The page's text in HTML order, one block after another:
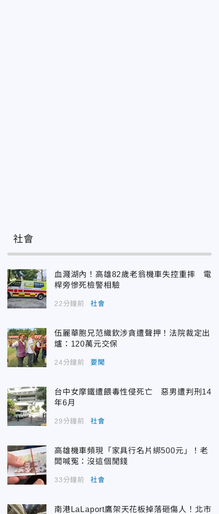
社會
血濺湖內！高雄82歲老翁機車失控重摔 電
桿旁慘死檢警相驗
22分鐘前 社會
伍麗華胞兄范織欽涉貪遭聲押！法院裁定出
爐：120萬元交保
24分鐘前 要聞
台中女摩鐵遭餵毒性侵死亡 惡男遭判刑14
年6月
29分鐘前 社會
高雄機車頻現「家具行名片綁500元」！老
闆喊冤：沒這個閒錢
33分鐘前 社會
南港LaLaport鷹架天花板掉落砸傷人！北市